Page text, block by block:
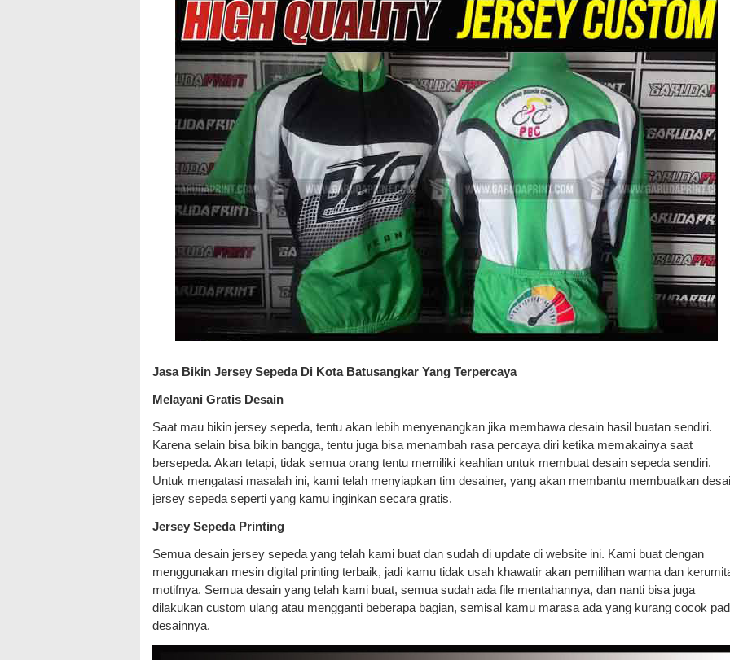
Jasa Bikin Jersey Sepeda Di Kota Batusangkar Yang Terpercaya
Melayani Gratis Desain
Saat mau bikin jersey sepeda, tentu akan lebih menyenangkan jika membawa desain hasil buatan sendiri.
Karena selain bisa bikin bangga, tentu juga bisa menambah rasa percaya diri ketika memakainya saat
bersepeda. Akan tetapi, tidak semua orang tentu memiliki keahlian untuk membuat desain sepeda sendiri.
Untuk mengatasi masalah ini, kami telah menyiapkan tim desainer, yang akan membantu membuatkan
jersey sepeda seperti yang kamu inginkan secara gratis.
Jersey Sepeda Printing
Semua desain jersey sepeda yang telah kami buat dan sudah di update di website ini. Kami buat dengan
menggunakan mesin digital printing terbaik, jadi kamu tidak usah khawatir akan pemilihan warna dan
motifnya. Semua desain yang telah kami buat, semua sudah ada file mentahannya, dan nanti bisa juga
dilakukan custom ulang atau mengganti beberapa bagian, semisal kamu marasa ada yang kurang cocok
desainnya.